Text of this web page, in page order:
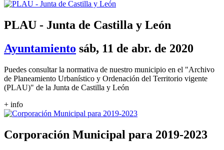
PLAU - Junta de Castilla y León
Ayuntamiento sáb, 11 de abr. de 2020
Puedes consultar la normativa de nuestro municipio en el "Archivo
de Planeamiento Urbanístico y Ordenación del Territorio vigente
(PLAU)" de la Junta de Castilla y León
+ info
Corporación Municipal para 2019-2023